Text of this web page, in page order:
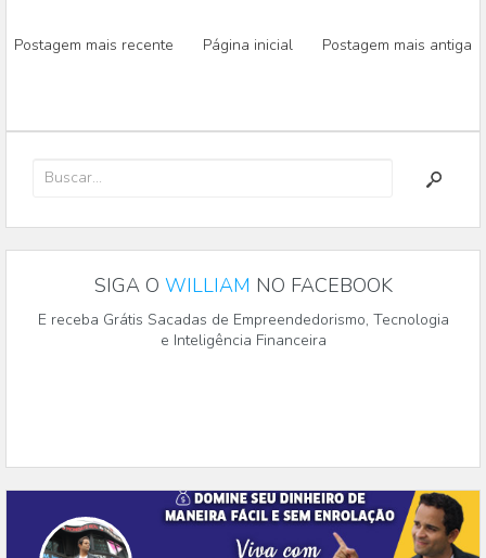
Postagem mais recente Página inicial Postagem mais antiga
SIGA O WILLIAM NO FACEBOOK
E receba Grátis Sacadas de Empreendedorismo, Tecnologia
e Inteligência Financeira